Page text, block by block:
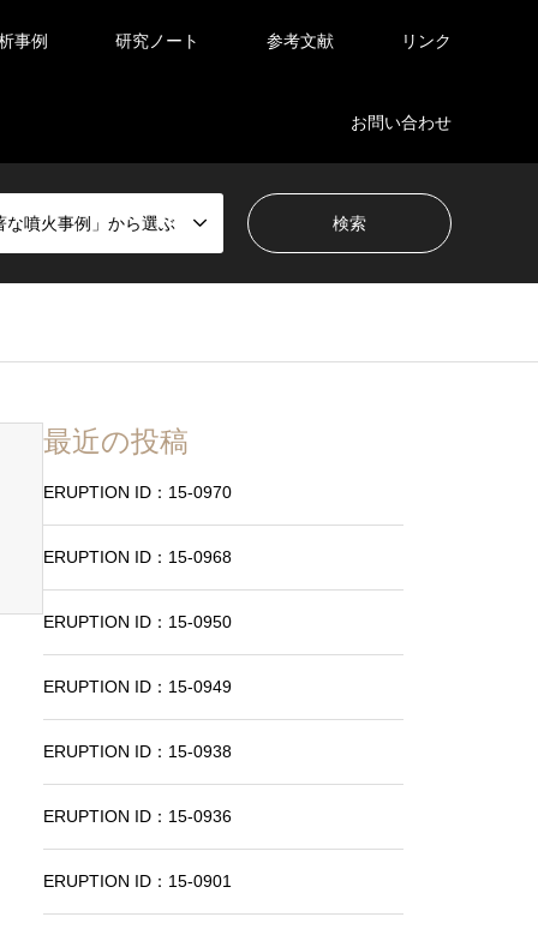
事例 研究ノート 参考文献 リンク
お問い合わせ
な噴火事例」から選ぶ
最近の投稿
ERUPTION ID：15-0970
ERUPTION ID：15-0968
ERUPTION ID：15-0950
ERUPTION ID：15-0949
ERUPTION ID：15-0938
ERUPTION ID：15-0936
ERUPTION ID：15-0901